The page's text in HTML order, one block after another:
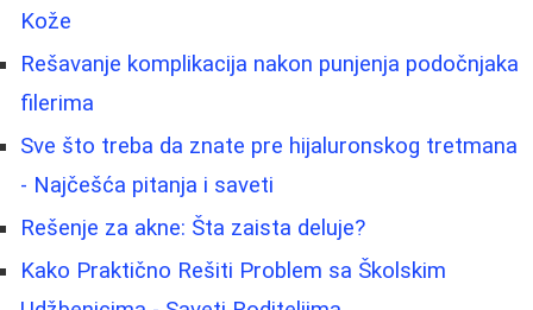
Kože
Rešavanje komplikacija nakon punjenja podočnjaka
filerima
Sve što treba da znate pre hijaluronskog tretmana
- Najčešća pitanja i saveti
Rešenje za akne: Šta zaista deluje?
Kako Praktično Rešiti Problem sa Školskim